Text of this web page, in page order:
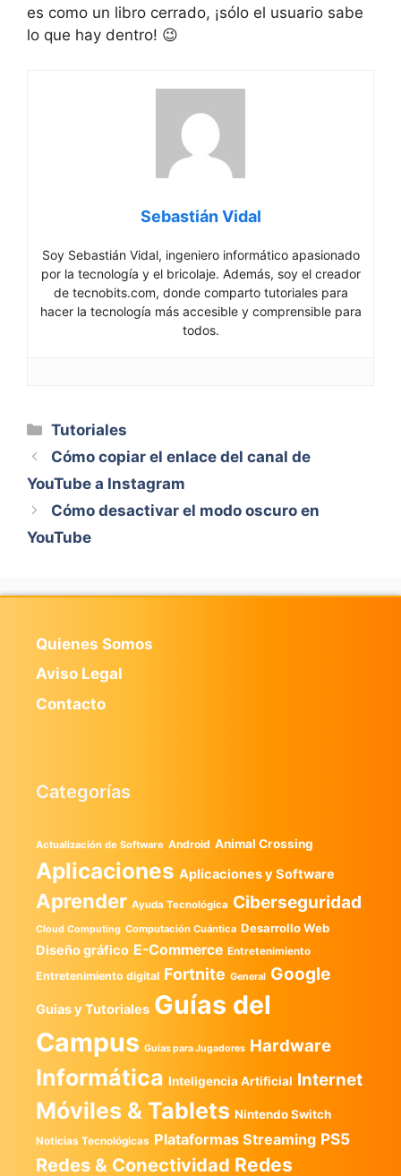
es como un libro cerrado, ¡sólo el usuario sabe
lo que hay‌ dentro! 😉
Sebastián Vidal
Soy Sebastián Vidal, ingeniero informático apasionado
por la tecnología y el bricolaje. Además, soy el creador
de tecnobits.com, donde comparto tutoriales para
hacer la tecnología más accesible y comprensible para
todos.
Categorías
Tutoriales
Cómo copiar el enlace del canal de
YouTube a Instagram
Cómo desactivar el modo oscuro en
YouTube
Quienes Somos
Aviso Legal
Contacto
Categorías
Actualización de Software Android Animal Crossing
Aplicaciones Aplicaciones y Software
Aprender Ayuda Tecnológica Ciberseguridad
Cloud Computing Computación Cuántica Desarrollo Web
Diseño gráfico E-Commerce Entretenimiento
Entretenimiento digital Fortnite General Google
Guias y Tutoriales Guías del
Campus Guías para Jugadores Hardware
Informática Inteligencia Artificial Internet
Móviles & Tablets Nintendo Switch
Noticias Tecnológicas Plataformas Streaming PS5
Redes & Conectividad Redes